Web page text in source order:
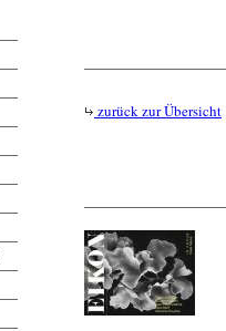
zurück zur Übersicht